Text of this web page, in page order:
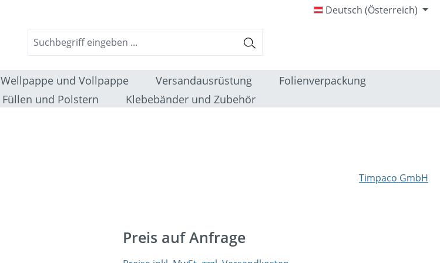
Deutsch (Österreich)
Wellpappe und Vollpappe Versandausrüstung
Folienverpackung
Füllen und Polstern Klebebänder und Zubehör
Timpaco GmbH
Preis auf Anfrage